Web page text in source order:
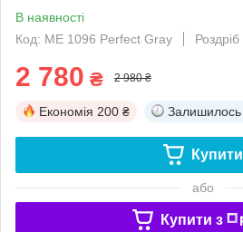
В наявності
Код: ME 1096 Perfect Gray
Роздріб
2 780 ₴ 2 980 ₴
Економія 200 ₴ Залишилось
Купити
або
Купити з